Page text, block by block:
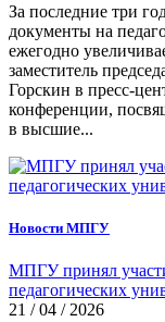
За последние три
документы на
ежегодно
заместитель
Горскин в пресс-
конференции,
в высшие...
Новости МПГУ
МПГУ принял
педагогических
21 / 04 / 2026